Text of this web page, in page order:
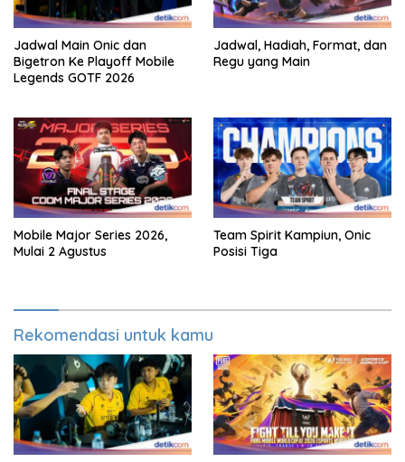
Jadwal Main Onic dan
Bigetron Ke Playoff Mobile
Legends GOTF 2026
Jadwal, Hadiah, Format, dan
Regu yang Main
Mobile Major Series 2026,
Mulai 2 Agustus
Team Spirit Kampiun, Onic
Posisi Tiga
Rekomendasi untuk kamu